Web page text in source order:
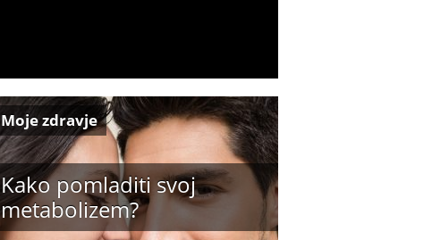
Kako pomladiti svoj
metabolizem?
Moje zdravje